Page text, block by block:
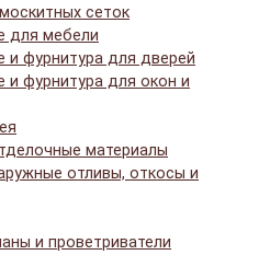
сеток
для мебели
и фурнитура для дверей
и фурнитура для окон и
материалы
отливы, откосы и
и проветриватели